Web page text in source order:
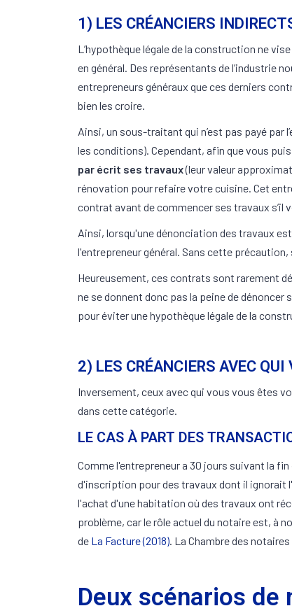
1) LES CRÉANCIERS
L’hypothèque légale de la construction ne
en général. Des représentants de l’industrie
entrepreneurs généraux que ces derniers
bien les croire.
Ainsi, un sous-traitant qui n’est pas payé par
les conditions). Cependant, afin que vous
par écrit ses travaux(leur valeur
rénovation pour refaire votre cuisine. Cet
contrat avant de commencer ses travaux s’il
Ainsi, lorsqu'une dénonciation des travaux
l'entrepreneur général. Sans cette
Heureusement, ces contrats sont rarement
ne se donnent donc pas la peine de
pour éviter une hypothèque légale de la
2) LES CRÉANCIERS AVEC
Inversement, ceux avec qui vous vous êtes
dans cette catégorie.
LE CAS À PART DES
Comme l'entrepreneur a 30 jours suivant la
d'inscription pour des travaux dont il ignorait
l'achat d'une habitation où des travaux ont
problème, car le rôle actuel du notaire est, à
de La Facture (2018). La Chambre des
Deux scénarios de